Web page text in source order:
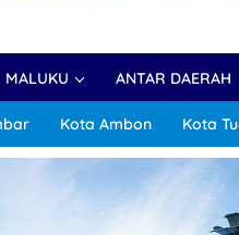
MALUKU ANTAR DAERAH
Kota Ambon Kota